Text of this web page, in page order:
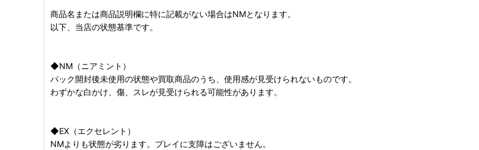
商品名または商品説明欄に特に記載がない場合はNMとなります。
以下、当店の状態基準です。
◆NM（ニアミント）
パック開封後未使用の状態や買取商品のうち、使用感が見受けられないものです。
わずかな白かけ、傷、スレが見受けられる可能性があります。
◆EX（エクセレント）
NMよりも状態が劣ります。プレイに支障はございません。